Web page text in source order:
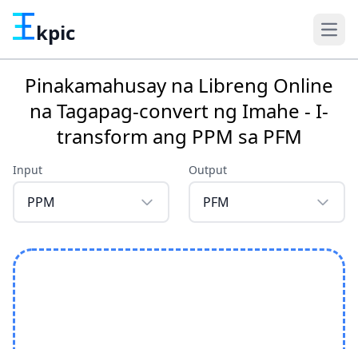
kpic
Pinakamahusay na Libreng Online
na Tagapag-convert ng Imahe - I-
transform ang PPM sa PFM
Input
PPM
Output
PFM